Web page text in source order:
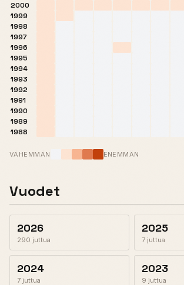
2000
1999
1998
1997
1996
1995
1994
1993
1992
1991
1990
1989
1988
VÄHEMMÄN ENEMMÄN
Vuodet
2026
290 juttua
2025
7 juttua
2024
7 juttua
2023
9 juttua